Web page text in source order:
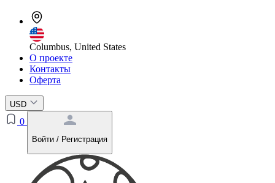
Columbus, United States
О проекте
Контакты
Оферта
USD
0
Войти / Регистрация